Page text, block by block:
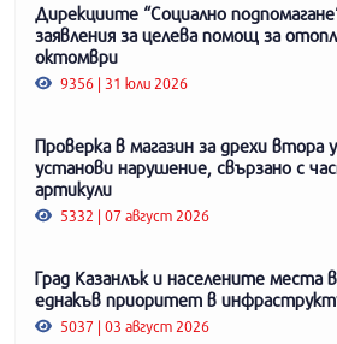
Дирекциите “Социално
заявления за целева помощ за
октомври
9356 | 31 юли 2026
Проверка в магазин за дрехи втора
установи нарушение, свързано с
артикули
5332 | 07 август 2026
Град Казанлък и населените места
еднакъв приоритет в
5037 | 03 август 2026